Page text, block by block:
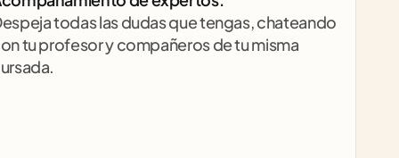
todas las dudas que tengas, chateando
tu profesor y compañeros de tu misma